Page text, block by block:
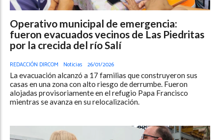
Operativo municipal de emergencia:
fueron evacuados vecinos de Las Piedritas
por la crecida del río Salí
REDACCIÓN DIRCOM Noticias 26/01/2026
La evacuación alcanzó a 17 familias que construyeron sus
casas en una zona con alto riesgo de derrumbe. Fueron
alojadas provisoriamente en el refugio Papa Francisco
mientras se avanza en su relocalización.